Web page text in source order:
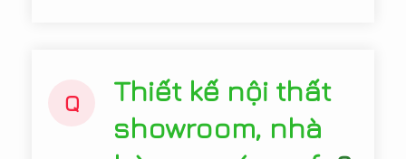
Q
Thiết kế nội thất
showroom, nhà